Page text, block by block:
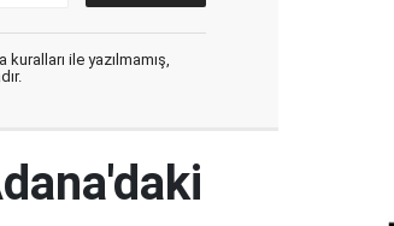
ile yazılmamış,